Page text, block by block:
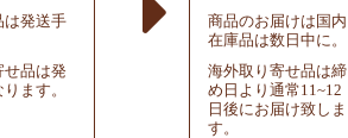
は発送手
せ品は発
ます。
商品のお届けは国内
在庫品は数日中に。
海外取り寄せ品は締
め日より通常11~12
日後にお届け致しま
す。